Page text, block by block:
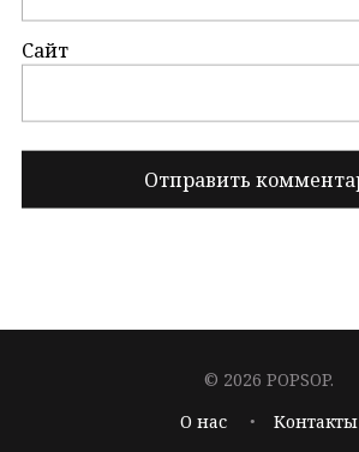
Сайт
© 2026 POPSOP.
О нас
Контакты